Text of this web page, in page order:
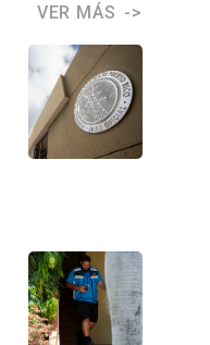
VER MÁS